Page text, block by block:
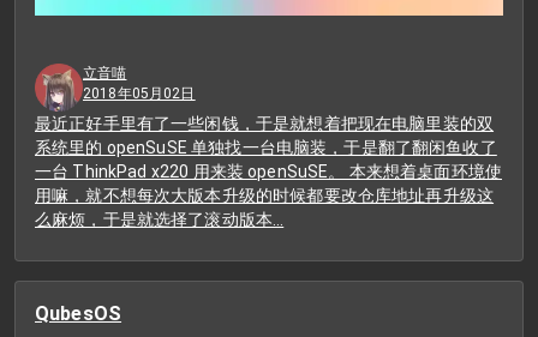
立音喵
2018年05月02日
最近正好手里有了一些闲钱，于是就想着把现在电脑里装的双
系统里的 openSuSE 单独找一台电脑装，于是翻了翻闲鱼收了
一台 ThinkPad x220 用来装 openSuSE。 本来想着桌面环境使
用嘛，就不想每次大版本升级的时候都要改仓库地址再升级这
么麻烦，于是就选择了滚动版本…
QubesOS